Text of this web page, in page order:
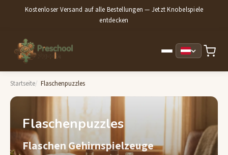
Kostenloser Versand auf alle Bestellungen — Jetzt Knobelspiele
entdecken
Startseite Flaschenpuzzles
Flaschenpuzzles
Flaschen Gehirnspielzeuge